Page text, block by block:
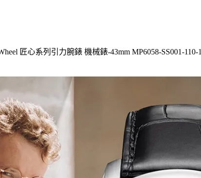
匠心系列引力腕錶 機械錶-43mm MP6058-SS001-110-1